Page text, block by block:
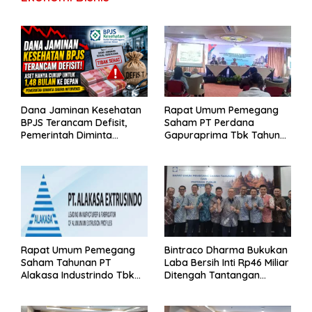
Dana Jaminan Kesehatan
BPJS Terancam Defisit,
Pemerintah Diminta
Rapat Umum Pemegang
Saham PT Perdana
Gapuraprima Tbk Tahun
Rapat Umum Pemegang
Saham Tahunan PT
Alakasa Industrindo Tbk
Bintraco Dharma Bukukan
Laba Bersih Inti Rp46 Miliar
Ditengah Tantangan